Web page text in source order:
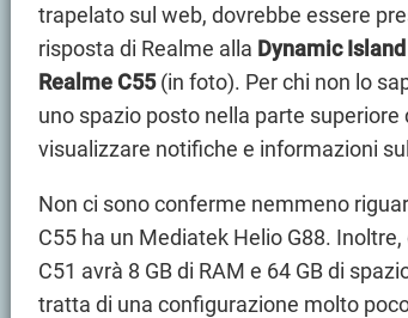
trapelato sul web, dovrebbe essere
risposta di Realme alla Dynamic
Realme C55(in foto). Per chi non lo
uno spazio posto nella parte superiore
visualizzare notifiche e informazioni
Non ci sono conferme nemmeno
C55 ha un Mediatek Helio G88.
C51 avrà 8 GB di RAM e 64 GB di
tratta di una configurazione molto